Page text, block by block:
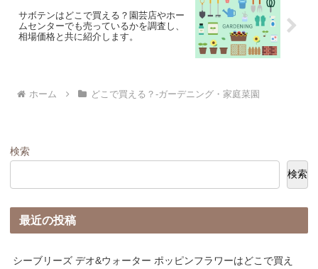
サボテンはどこで買える？園芸店やホー
ムセンターでも売っているかを調査し、
相場価格と共に紹介します。
ホーム どこで買える？-ガーデニング・家庭菜園
検索
検索
最近の投稿
シーブリーズ デオ&ウォーター ポッピンフラワーはどこで買え